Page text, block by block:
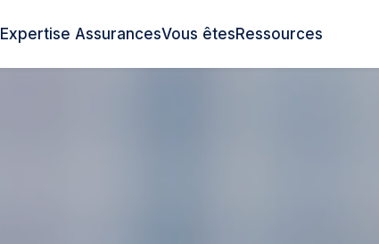
Expertise AssurancesVous êtesRessources